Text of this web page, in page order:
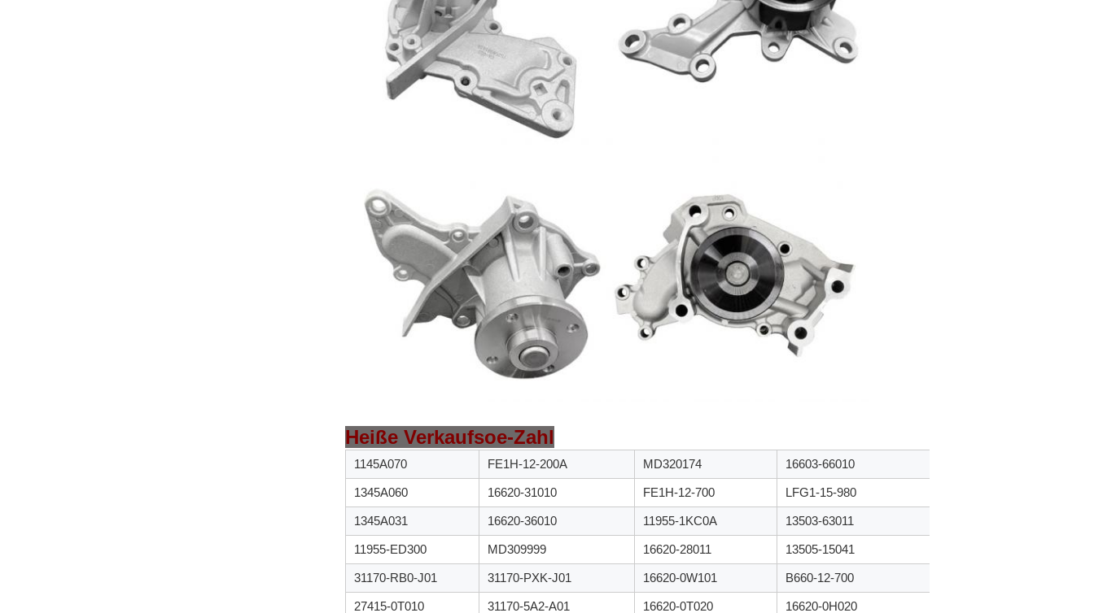
Heiße Verkaufsoe-Zahl
1145A070 FE1H-12-200A MD320174 16603-66010
1345A060 16620-31010 FE1H-12-700 LFG1-15-980
1345A031 16620-36010 11955-1KC0A 13503-63011
11955-ED300 MD309999 16620-28011 13505-15041
31170-RB0-J01 31170-PXK-J01 16620-0W101 B660-12-700
27415-0T010 31170-5A2-A01 16620-0T020 16620-0H020